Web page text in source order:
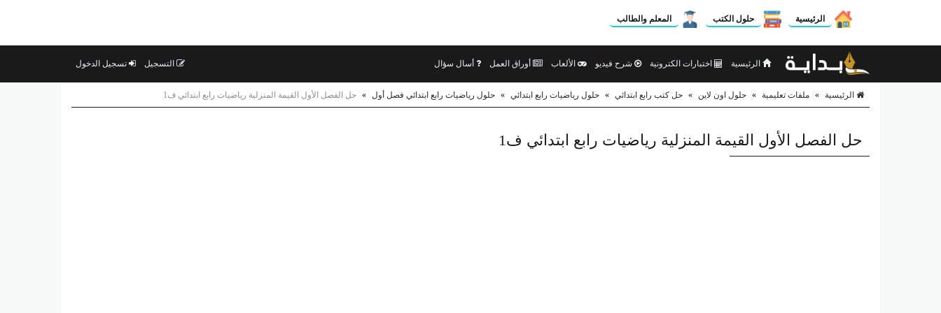
الرئيسية حلول الكتب المعلم والطالب
الرئيسية اختبارات الكترونية شرح فيديو الألعاب أوراق العمل أسال سؤال التسجيل تسجيل الدخول
الرئيسية » ملفات تعليمية » حلول اون لاين » حل كتب رابع ابتدائي » حلول رياضيات رابع ابتدائي » حلول رياضيات رابع ابتدائي فصل أول » حل الفصل الأول القيمة المنزلية رياضيات رابع ابتدائي ف1
حل الفصل الأول القيمة المنزلية رياضيات رابع ابتدائي ف1